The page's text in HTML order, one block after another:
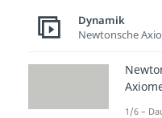
Bei
stellt
Dynamik
Newtonsche
1/6 –